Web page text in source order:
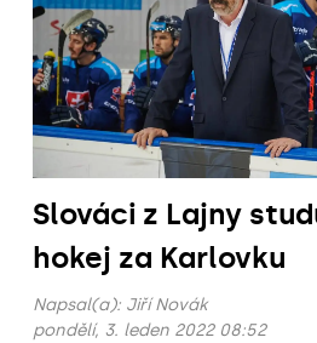
Slováci z Lajny
hokej za Karlovku
Napsal(a): Jiří Novák
pondělí, 3. leden 2022 08:52